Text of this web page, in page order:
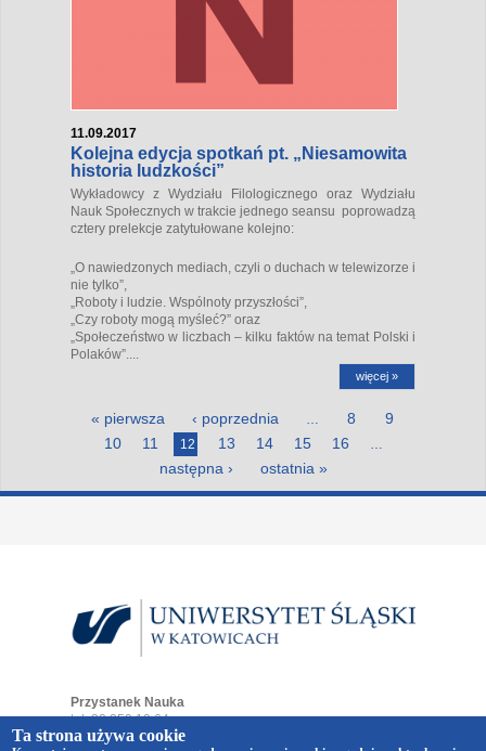
11.09.2017
Kolejna edycja spotkań pt. „Niesamowita
historia ludzkości”
Wykładowcy z Wydziału Filologicznego oraz Wydziału
Nauk Społecznych w trakcie jednego seansu poprowadzą
cztery prelekcje zatytułowane kolejno:
„O nawiedzonych mediach, czyli o duchach w telewizorze i
nie tylko”,
„Roboty i ludzie. Wspólnoty przyszłości”,
„Czy roboty mogą myśleć?” oraz
„Społeczeństwo w liczbach – kilku faktów na temat Polski i
Polaków”....
więcej »
« pierwsza ‹ poprzednia 8
9
10
11 12 13 14 15 16
następna › ostatnia »
Przystanek Nauka
tel. 32 359 19 64
e-mail:przystaneknauka@us.edu.pl
Ta strona używa cookie